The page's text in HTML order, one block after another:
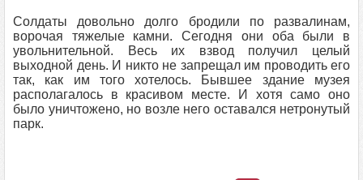
Солдаты довольно долго бродили по развалинам,
ворочая тяжелые камни. Сегодня они оба были в
увольнительной. Весь их взвод получил целый
выходной день. И никто не запрещал им проводить его
так, как им того хотелось. Бывшее здание музея
располагалось в красивом месте. И хотя само оно
было уничтожено, но возле него оставался нетронутый
парк.